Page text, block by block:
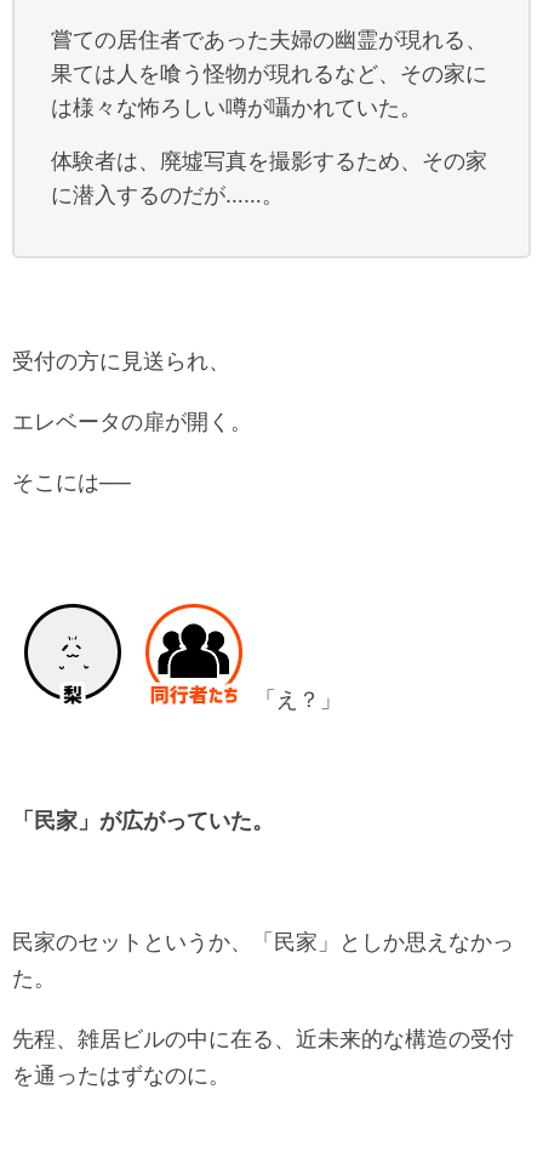
嘗ての居住者であった夫婦の幽霊が現れる、
果ては人を喰う怪物が現れるなど、その家に
は様々な怖ろしい噂が囁かれていた。
体験者は、廃墟写真を撮影するため、その家
に潜入するのだが……。
受付の方に見送られ、
エレベータの扉が開く。
そこには──
「え？」
「民家」が広がっていた。
民家のセットというか、「民家」としか思えなかっ
た。
先程、雑居ビルの中に在る、近未来的な構造の受付
を通ったはずなのに。